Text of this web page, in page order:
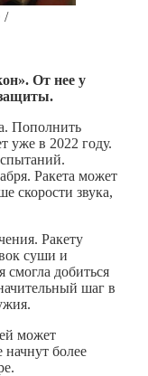
/
От нее у
Пополнить
уже в 2022 году.
Ракета может
скорости звука,
Ракету
суши и
смогла добиться
шаг в
может
более